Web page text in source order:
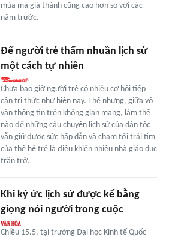
mùa mà giá thành cũng cao hơn so với các
năm trước.
Để người trẻ thấm nhuần lịch sử
một cách tự nhiên
Chưa bao giờ người trẻ có nhiều cơ hội tiếp
cận tri thức như hiện nay. Thế nhưng, giữa vô
vàn thông tin trên không gian mạng, làm thế
nào để những câu chuyện lịch sử của dân tộc
vẫn giữ được sức hấp dẫn và chạm tới trái tim
của thế hệ trẻ là điều khiến nhiều nhà giáo dục
trăn trở.
Khi ký ức lịch sử được kể bằng
giọng nói người trong cuộc
Chiều 15.5, tại trường Đại học Kinh tế Quốc